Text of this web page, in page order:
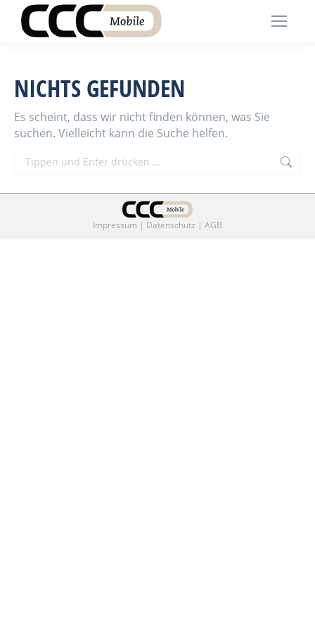
NICHTS GEFUNDEN
Es scheint, dass wir nicht finden können, was Sie
suchen. Vielleicht kann die Suche helfen.
Search:
Impressum | Datenschutz | AGB